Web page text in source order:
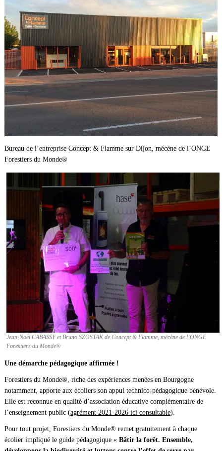
Bureau de l’entreprise Concept & Flamme sur Dijon, mécène de l’ONGE
Forestiers du Monde®
Jean-Noël CABASSY et Bruno SZOSTAK de Concept & Flamme, mécène de l’ONGE
Forestiers du Monde®
Une démarche pédagogique affirmée !
Forestiers du Monde®, riche des expériences menées en Bourgogne
notamment, apporte aux écoliers son appui technico-pédagogique bénévole.
Elle est reconnue en qualité d’association éducative complémentaire de
l’enseignement public (agrément 2021-2026 ici consultable).
Pour tout projet, Forestiers du Monde® remet gratuitement à chaque
écolier impliqué le guide pédagogique « Bâtir la forêt. Ensemble,